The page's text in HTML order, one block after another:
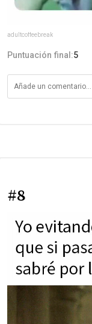
adultcoffeebreak
Puntuación final:5
#8